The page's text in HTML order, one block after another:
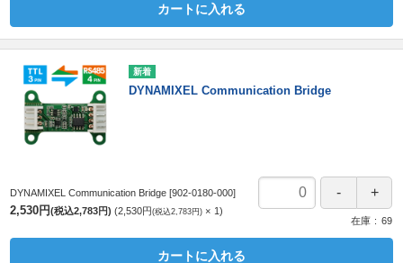
カートに入れる
DYNAMIXEL Communication Bridge
DYNAMIXEL Communication Bridge [902-0180-000]
2,530円(税込2,783円) 2,530円(税込2,783円)
1
在庫
69
カートに入れる